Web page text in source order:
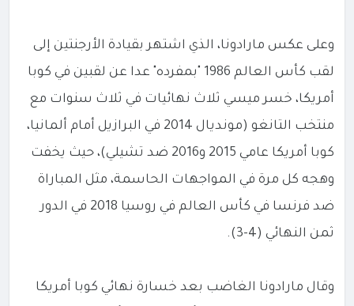
وعلى عكس مارادونا، الذي اشتهر بقيادة الأرجنتين إلى
لقب كأس العالم 1986 "بمفرده" عدا عن لقبين في كوبا
أمريكا، خسر ميسي ثلاث نهائيات في ثلاث سنوات مع
منتخب التانغو (مونديال 2014 في البرازيل أمام ألمانيا،
كوبا أمريكا عامي 2015 و2016 ضد تشيلي)، حيث يخفت
وهجه كل مرة في المواجهات الحاسمة، مثل المباراة
ضد فرنسا في كأس العالم في روسيا 2018 في الدور
ثمن النهائي (4-3).
وقال مارادونا الغاضب بعد خسارة نهائي كوبا أمريكا